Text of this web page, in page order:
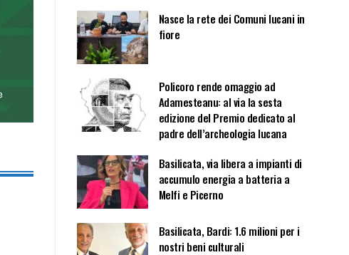
Nasce la rete dei Comuni lucani in
fiore
Policoro rende omaggio ad
Adamesteanu: al via la sesta
edizione del Premio dedicato al
padre dell’archeologia lucana
Basilicata, via libera a impianti di
accumulo energia a batteria a
Melfi e Picerno
Basilicata, Bardi: 1.6 milioni per i
nostri beni culturali